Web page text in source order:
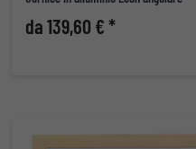
da 139,60 € *